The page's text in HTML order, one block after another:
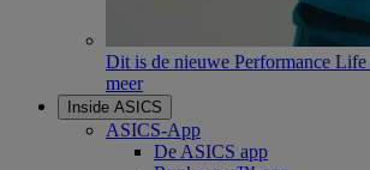
Dit is de nieuwe Performance
meer
Inside ASICS
ASICS-App
De ASICS app